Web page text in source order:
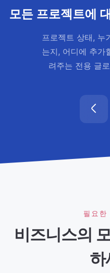
모든 프로젝트에
프로젝트 상태, 누
는지, 어디에 추가
려주는 전용 글
필요
비즈니스의